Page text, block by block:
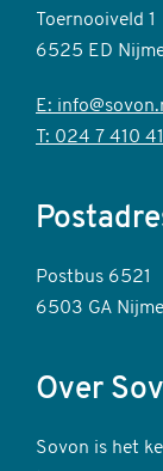
Toernooiveld 1
6525 ED
E:
T: 024 7 410
Postbus 6521
6503 GA
Over
Sovon is het